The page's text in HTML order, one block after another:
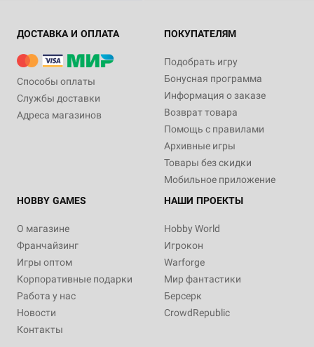
ДОСТАВКА И ОПЛАТА
Способы оплаты
Службы доставки
Адреса магазинов
ПОКУПАТЕЛЯМ
Подобрать игру
Бонусная программа
Информация о заказе
Возврат товара
Помощь с правилами
Архивные игры
Товары без скидки
Мобильное приложение
HOBBY GAMES
О магазине
Франчайзинг
Игры оптом
Корпоративные подарки
Работа у нас
Новости
Контакты
НАШИ ПРОЕКТЫ
Hobby World
Игрокон
Warforge
Мир фантастики
Берсерк
CrowdRepublic